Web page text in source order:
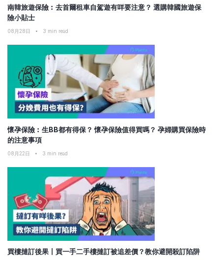
南韓旅遊保險︰去首爾租車自駕遊有咩要注意？ 選購韓國旅遊保
險小貼士
08月28日 • 3 min read
懷孕保險︰生BB都有得保？ 懷孕保險值得買嗎？ 孕婦購買保險時
的注意事項
08月22日 • 3 min read
買樓撻訂後果〡買一手二手樓撻訂被追差價？教你避開殺訂陷阱